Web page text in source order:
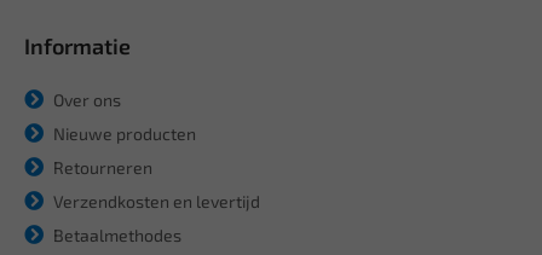
Informatie
Over ons
Nieuwe producten
Retourneren
Verzendkosten en levertijd
Betaalmethodes